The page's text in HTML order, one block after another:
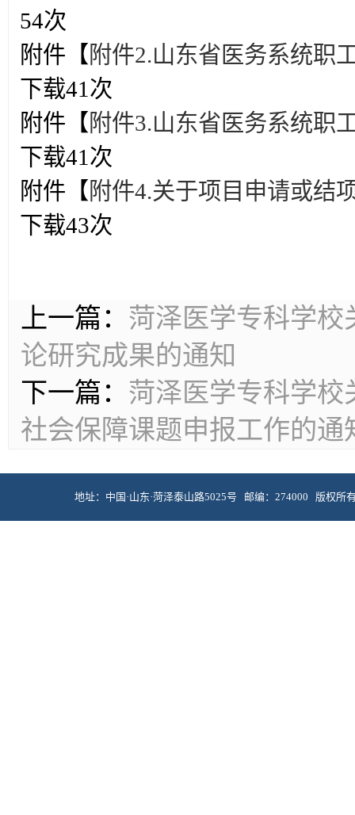
54次
附件【 附件2.山东省医务系统职
下载41 次
附件【 附件3.山东省医务系统职
下载41 次
附件【 附件4.关于项目申请或结
下载43次
上一篇： 菏泽医学专科学校
论研究成果的通知
下一篇： 菏泽医学专科学校
社会保障课题申报工作的通
地址：中国·山东·菏泽泰山路5025号 邮编：274000 版权所